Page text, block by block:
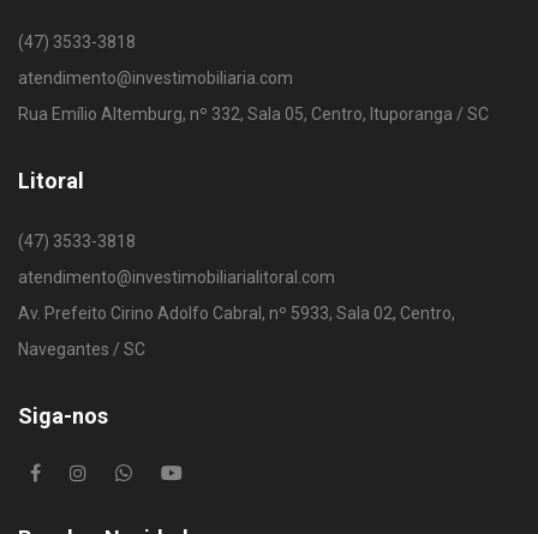
(47) 3533-3818
atendimento@investimobiliaria.com
Rua Emílio Altemburg, nº 332, Sala 05, Centro, Ituporanga / SC
Litoral
(47) 3533-3818
atendimento@investimobiliarialitoral.com
Av. Prefeito Cirino Adolfo Cabral, nº 5933, Sala 02, Centro,
Navegantes / SC
Siga-nos